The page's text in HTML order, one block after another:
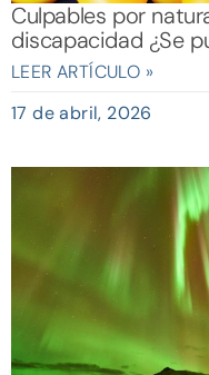
Culpables por
discapacidad ¿Se
LEER ARTÍCULO »
17 de abril, 2026